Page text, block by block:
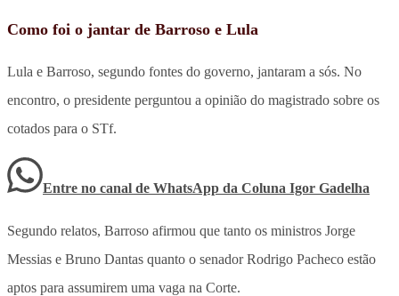
Como foi o jantar de Barroso e Lula
Lula e Barroso, segundo fontes do governo, jantaram a sós. No
encontro, o presidente perguntou a opinião do magistrado sobre os
cotados para o STf.
Entre no canal de WhatsApp da Coluna Igor Gadelha
Segundo relatos, Barroso afirmou que tanto os ministros Jorge
Messias e Bruno Dantas quanto o senador Rodrigo Pacheco estão
aptos para assumirem uma vaga na Corte.